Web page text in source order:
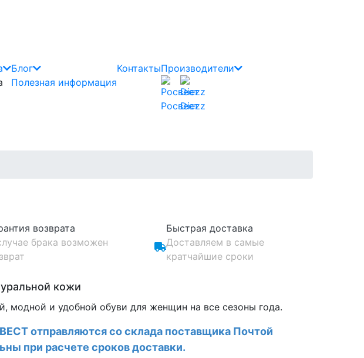
Блог
Полезная информация
КонтактыПроизводители
Росвест
Diezz
возврата
брака возможен
Быстрая доставка
Доставляем в самые
кратчайшие сроки
кожи
модной и удобной обуви для женщин на все сезоны года.
отправляются со склада поставщика Почтой
при расчете сроков доставки.